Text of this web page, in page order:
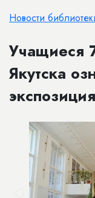
Новости
Учащиеся
Якутска